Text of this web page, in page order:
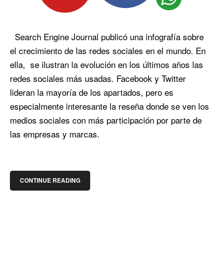
Search Engine Journal publicó una infografía sobre
el crecimiento de las redes sociales en el mundo. En
ella, se ilustran la evolución en los últimos años las
redes sociales más usadas. Facebook y Twitter
lideran la mayoría de los apartados, pero es
especialmente interesante la reseña donde se ven los
medios sociales con más participación por parte de
las empresas y marcas.
CONTINUE READING